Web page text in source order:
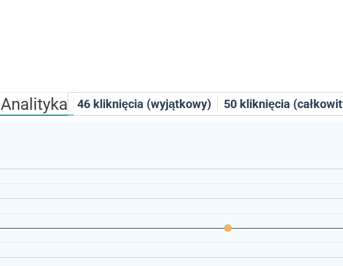
46 kliknięcia (wyjątkowy) 50 kliknięcia
Analityka